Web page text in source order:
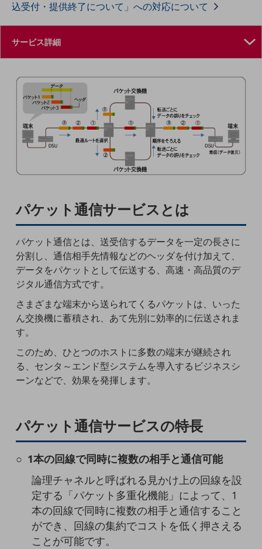
込受付・提供終了について」への対応について
カテゴリーで探す
カテゴリーで探すTOP
ネットワーク・モバイル
電話・映像コミュニケーション
セキュリティ
業務支援・マーケティング
災害対策・BCP
課題・ニーズで探す
課題・ニーズで探すTOP
コミュニケーション・情報共有
マーケティング
業務効率化
災害対策
地域共創・地方創生
セキュリティ対策
遠隔監視
顧客体験（CX）改善
自動化・省電化
人材不足解消
業種・業態で探す
パケット通信サービスとは
パケット通信とは、送受信するデータを一定の長さに
分割し、通信相手先情報などのヘッダを付け加えて、
データをパケットとして伝送する、高速・高品質のデ
ジタル通信方式です。
さまざまな端末から送られてくるパケットは、いった
ん交換機に蓄積され、あて先別に効率的に伝送されま
す。
このため、ひとつのホストに多数の端末が継続され
る、センタ～エンド型システムを導入するビジネスシ
ーンなどで、効果を発揮します。
パケット通信サービスの特長
1本の回線で同時に複数の相手と通信可能
論理チャネルと呼ばれる見かけ上の回線を設
定する「パケット多重化機能」によって、1
本の回線で同時に複数の相手と通信すること
ができ、回線の集約でコストを低く押さえる
ことが可能です。